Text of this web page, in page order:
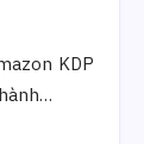
KDP